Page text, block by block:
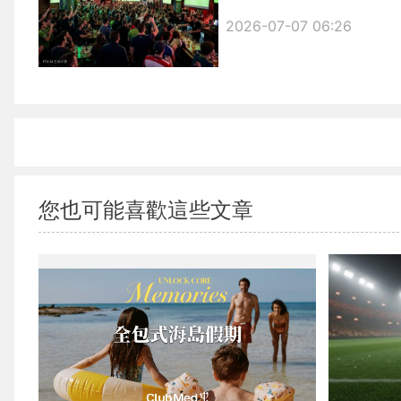
2026-07-07 06:26
您也可能喜歡這些文章